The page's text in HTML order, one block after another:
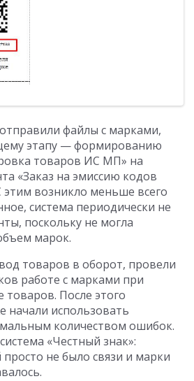
файлы с марками,
этапу — формированию
товаров ИС МП» на
«Заказ на эмиссию кодов
возникло меньше всего
система периодически не
поскольку не могла
марок.
товаров в оборот, провели
работе с марками при
После этого
начали использовать
количеством ошибок.
«Честный знак»:
просто не было связи и марки